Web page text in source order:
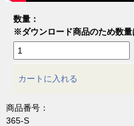
数量：
※ダウンロード商品のため数量
カートに入れる
商品番号：
365-S